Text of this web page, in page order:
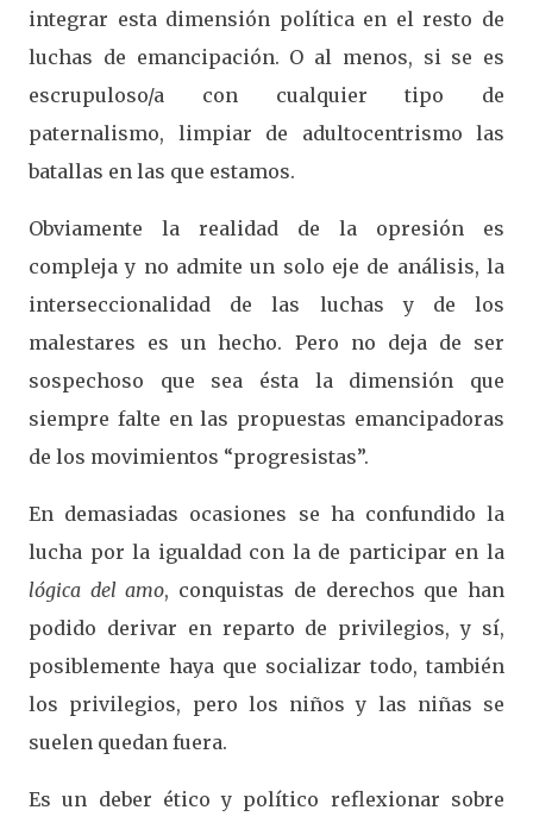
integrar esta dimensión política en el resto de
luchas de emancipación. O al menos, si se es
escrupuloso/a con cualquier tipo de
paternalismo, limpiar de adultocentrismo las
batallas en las que estamos.
Obviamente la realidad de la opresión es
compleja y no admite un solo eje de análisis, la
interseccionalidad de las luchas y de los
malestares es un hecho. Pero no deja de ser
sospechoso que sea ésta la dimensión que
siempre falte en las propuestas emancipadoras
de los movimientos “progresistas”.
En demasiadas ocasiones se ha confundido la
lucha por la igualdad con la de participar en la
lógica del amo, conquistas de derechos que han
podido derivar en reparto de privilegios, y sí,
posiblemente haya que socializar todo, también
los privilegios, pero los niños y las niñas se
suelen quedan fuera.
Es un deber ético y político reflexionar sobre